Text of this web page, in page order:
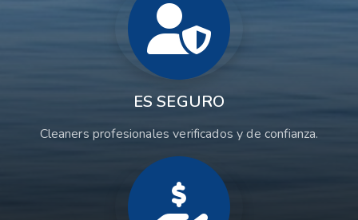
ES SEGURO
Cleaners profesionales verificados y de confianza.